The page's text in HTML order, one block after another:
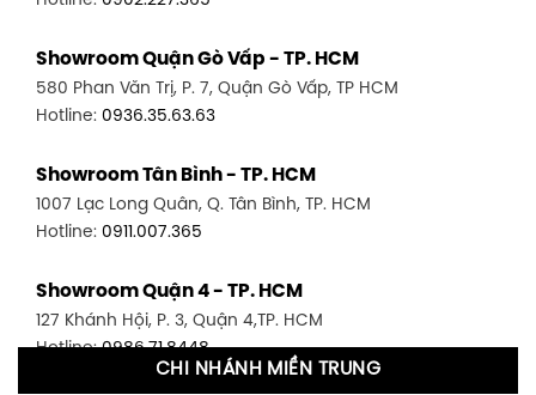
Showroom Quận Gò Vấp - TP. HCM
580 Phan Văn Trị, P. 7, Quận Gò Vấp, TP HCM
Hotline: 0936.35.63.63
Showroom Tân Bình - TP. HCM
1007 Lạc Long Quân, Q. Tân Bình, TP. HCM
Hotline: 0911.007.365
Showroom Quận 4 - TP. HCM
127 Khánh Hội, P. 3, Quận 4,TP. HCM
Hotline:0986.71.8448
CHI NHÁNH MIỀN TRUNG